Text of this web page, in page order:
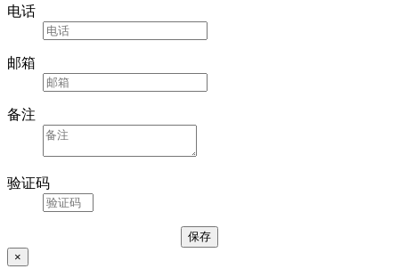
电话
邮箱
备注
验证码
×